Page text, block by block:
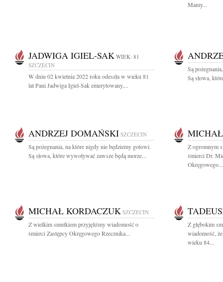
Mamy...
JADWIGA IGIEL-SAK WIEK: 81
SZCZECIN
W dniu 02 kwietnia 2022 roku odeszła w wieku 81
lat Pani Jadwiga Igiel-Sak emerytowany,...
Są
Są słowa,
ANDRZEJ DOMAŃSKI SZCZECIN
Są pożegnania, na które nigdy nie będziemy gotowi.
Są słowa, które wywoływać zawsze będą morze...
Z ogromnym
śmierci Dr.
Okręgowego...
MICHAŁ KORDACZUK SZCZECIN
Z wielkim smutkiem przyjęliśmy wiadomość o
śmierci Zastępcy Okręgowego Rzecznika...
Z głębokim
wiadomość,
wieku 84...